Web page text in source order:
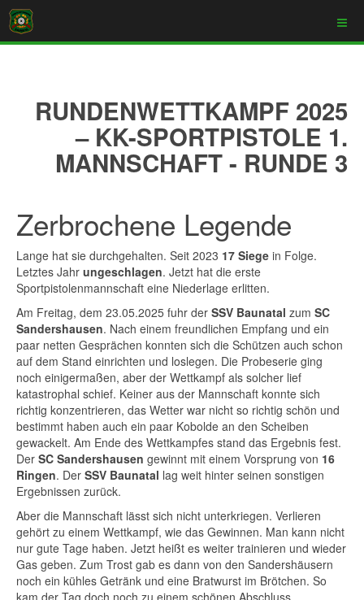
RUNDENWETTKAMPF 2025
– KK-SPORTPISTOLE 1.
MANNSCHAFT - RUNDE 3
Zerbrochene Legende
Lange hat sie durchgehalten. Seit 2023 17 Siege in Folge.
Letztes Jahr ungeschlagen. Jetzt hat die erste
Sportpistolenmannschaft eine Niederlage erlitten.
Am Freitag, dem 23.05.2025 fuhr der SSV Baunatal zum SC
Sandershausen. Nach einem freundlichen Empfang und ein
paar netten Gesprächen konnten sich die Schützen auch schon
auf dem Stand einrichten und loslegen. Die Probeserie ging
noch einigermaßen, aber der Wettkampf als solcher lief
katastrophal schief. Keiner aus der Mannschaft konnte sich
richtig konzentrieren, das Wetter war nicht so richtig schön und
bestimmt haben auch ein paar Kobolde an den Scheiben
gewackelt. Am Ende des Wettkampfes stand das Ergebnis fest.
Der SC Sandershausen gewinnt mit einem Vorsprung von 16
Ringen. Der SSV Baunatal lag weit hinter seinen sonstigen
Ergebnissen zurück.
Aber die Mannschaft lässt sich nicht unterkriegen. Verlieren
gehört zu einem Wettkampf, wie das Gewinnen. Man kann nicht
nur gute Tage haben. Jetzt heißt es weiter trainieren und wieder
Gas geben. Zum Trost gab es dann von den Sandershäusern
noch ein kühles Getränk und eine Bratwurst im Brötchen. So
kam der Tag doch noch zu einem schönen Abschluss.